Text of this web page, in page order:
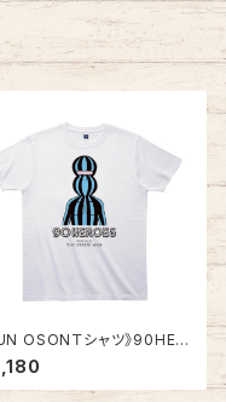
OSONＴシャツ》90HER
TJC002／ 【縦縞マ